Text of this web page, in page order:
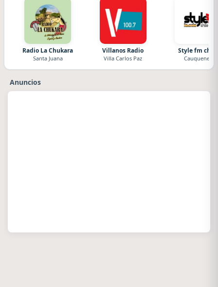
Radio La Chukara
Santa Juana
Villanos Radio
Villa Carlos Paz
Style fm chile
Cauquenes
Anuncios